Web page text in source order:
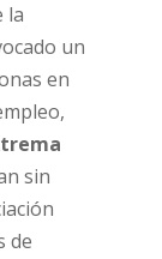
la
un
en
sin
de